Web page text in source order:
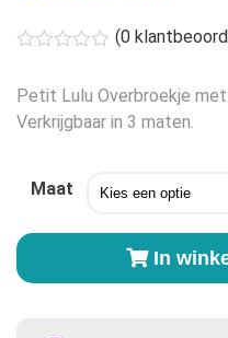
(0
Petit Lulu Overbroekje
Verkrijgbaar in 3 maten.
Maat
Petit
Lulu
In